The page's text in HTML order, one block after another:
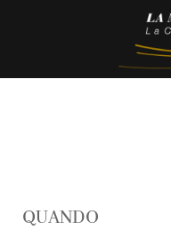
QUANDO